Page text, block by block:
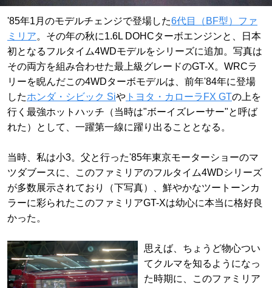
'85年1月のモデルチェンジで登場した6代目（BF型）ファ
ミリア。その年の秋に1.6L DOHCターボエンジンと、日本
初となるフルタイム4WDモデルをシリーズに追加。写真は
その両方を組み合わせた最上級グレードのGT-X。WRCラ
リーを睨んだこの4WDターボモデルは、前年'84年に登場
したホンダ・シビック Siや トヨタ・カローラFX GTの上を
行く最強ホットハッチ（当時は"ボーイズレーサー"と呼ば
れた）として、一躍第一線に躍り出ることとなる。
当時、私は小3。父と行った'85年東京モーターショーのマ
ツダブースに、このファミリアのフルタイム4WDシリーズ
が多数展示されており（下写真）、鮮やかなツートーンカ
ラーに彩られたこのファミリアGT-Xは幼心に本当に格好良
かった。
思えば、ちょうど物心つい
てクルマを知るようになっ
た時期に、このファミリア